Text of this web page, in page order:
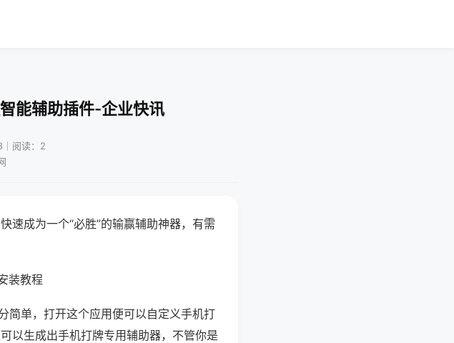
能辅助插件-企业快讯
阅读：2
速成为一个“必胜”的输赢辅助神器，有需
装教程
简单，打开这个应用便可以自定义手机打
以生成出手机打牌专用辅助器，不管你是